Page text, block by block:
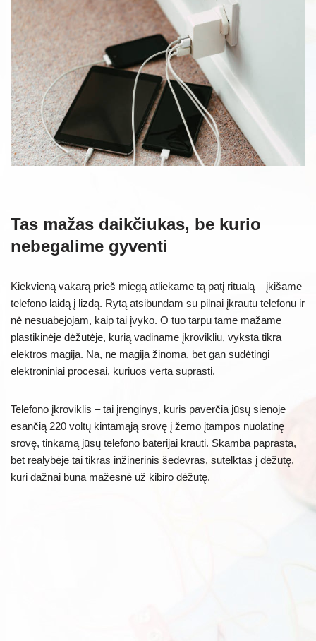
Tas mažas daikčiukas, be kurio
nebegalime gyventi
Kiekvieną vakarą prieš miegą atliekame tą patį ritualą – įkišame
telefono laidą į lizdą. Rytą atsibundam su pilnai įkrautu telefonu ir
nė nesuabejojam, kaip tai įvyko. O tuo tarpu tame mažame
plastikinėje dėžutėje, kurią vadiname įkrovikliu, vyksta tikra
elektros magija. Na, ne magija žinoma, bet gan sudėtingi
elektroniniai procesai, kuriuos verta suprasti.
Telefono įkroviklis – tai įrenginys, kuris paverčia jūsų sienoje
esančią 220 voltų kintamąją srovę į žemo įtampos nuolatinę
srovę, tinkamą jūsų telefono baterijai krauti. Skamba paprasta,
bet realybėje tai tikras inžinerinis šedevras, sutelktas į dėžutę,
kuri dažnai būna mažesnė už kibiro dėžutę.